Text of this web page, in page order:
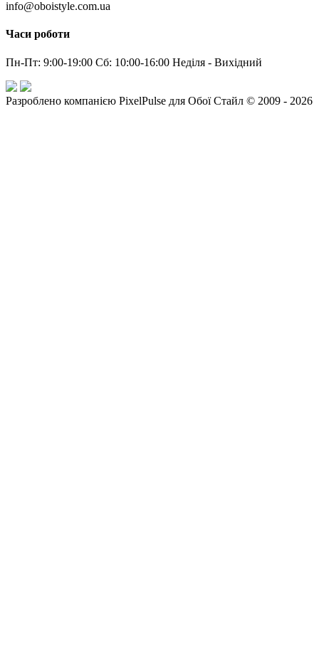
info@oboistyle.com.ua
Часи роботи
Пн-Пт: 9:00-19:00 Сб: 10:00-16:00 Неділя - Вихідний
Разроблено компанією PixelPulse для Обої Стайл © 2009 - 2026